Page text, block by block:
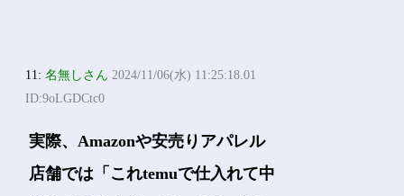
11:名無しさん 2024/11/06(水) 11:25:18.01
ID:9oLGDCtc0
実際、Amazonや安売りアパレル
店舗では「これtemuで仕入れて中